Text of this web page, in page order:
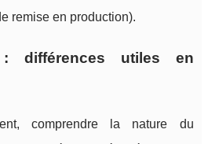
remise en production).
différences utiles en
comprendre la nature du